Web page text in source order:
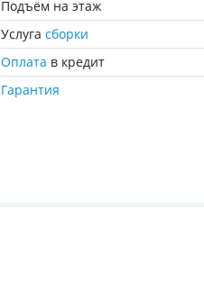
Подъём на этаж
Услугасборки
Оплата в кредит
Гарантия